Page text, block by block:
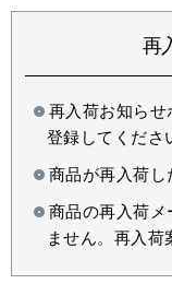
再
再入荷お知らせ
登録してくださ
商品が再入荷し
商品の再入荷メ
ません。再入荷